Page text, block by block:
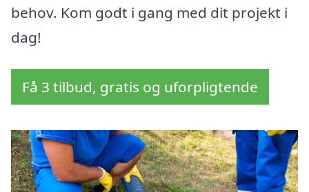
behov. Kom godt i gang med dit projekt i
dag!
Få 3 tilbud, gratis og uforpligtende